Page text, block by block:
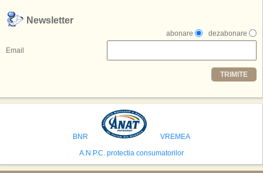
,,Credem ca exista sanse mari sa anuntam nu doar o locatie, ci poate mai
multe'', a declarat Michael R. Henderson, cofondator al Moon World
Resorts, citat de Gulf News. Potrivit acestuia, 2026 ar putea deveni un an
decisiv pentru reali zarea proiectului.
Printre celelalte tari care concureaza pentru a gazdui aceasta constructie
se numara Australia, Brazilia, China, Egipt, India, Polonia, Thailanda,
avea cele mai mari sanse de a castiga licitatia. Totusi, Spania, care se
preconizeaza ca va deveni a doua cea mai vizitata tara din lume in 2025,
isi bazeaza oferta pe infrastructura turistica solida si capacitatea hoteliera."
Newsletter
dezabonare
abonare
Email
TRIMITE
BNR
VREMEA
A.N.P.C. protectia consumatorilor